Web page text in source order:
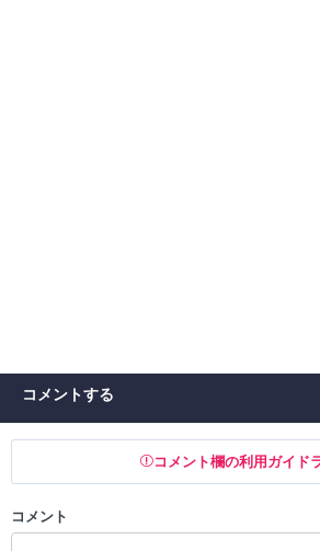
コメントする
コメント欄の利用ガイド
以下の書き込みを禁止とし、場合によってはコ
コメント